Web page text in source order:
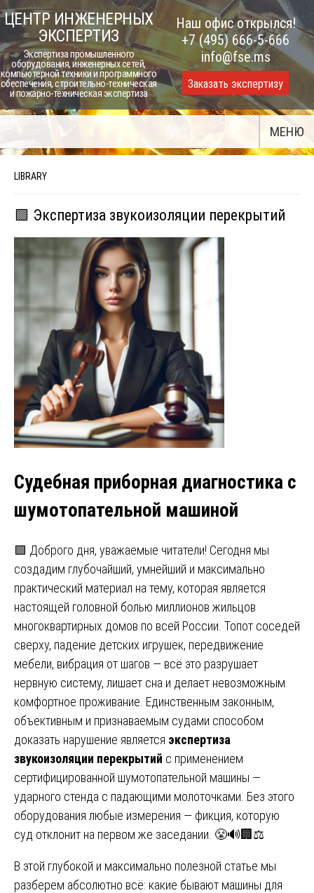
Skip
to
content
ЦЕНТР ИНЖЕНЕРНЫХ
ЭКСПЕРТИЗ
Экспертиза промышленного
оборудования, инженерных сетей,
компьютерной техники и программного
обеспечения, строительно-техническая
и пожарно-техническая экспертиза
Наш офис открылся!
+7 (495) 666-5-666
info@fse.ms
Заказать экспертизу
МЕНЮ
LIBRARY
🟩 Экспертиза звукоизоляции перекрытий
Судебная приборная диагностика с
шумотопательной машиной
🟩 Доброго дня, уважаемые читатели! Сегодня мы
создадим глубочайший, умнейший и максимально
практический материал на тему, которая является
настоящей головной болью миллионов жильцов
многоквартирных домов по всей России. Топот соседей
сверху, падение детских игрушек, передвижение
мебели, вибрация от шагов — всё это разрушает
нервную систему, лишает сна и делает невозможным
комфортное проживание. Единственным законным,
объективным и признаваемым судами способом
доказать нарушение является экспертиза
звукоизоляции перекрытий с применением
сертифицированной шумотопательной машины —
ударного стенда с падающими молоточками. Без этого
оборудования любые измерения — фикция, которую
суд отклонит на первом же заседании. 😤🔊🏢⚖️
В этой глубокой и максимально полезной статье мы
разберем абсолютно всё: какие бывают машины для